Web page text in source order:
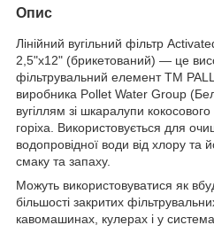
Опис
Лінійний вугільний фільтр
2,5"х12" (брикетований) — це
фільтрувальний елемент ТМ
виробника Pollet Water Group
вугіллям зі шкаралупи кокосового
горіха. Використовується для
водопровідної води від хлору та
смаку та запаху.
Можуть використовуватися як
більшості закритих
кавомашинах, кулерах і у